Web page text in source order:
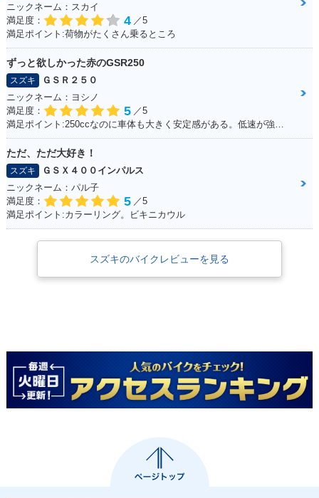
ニックネーム：スカイ
満足度：
4 ／5
満足ポイント:荷物がたくさん乗るところ
ずっと欲しかった赤のGSR250
スズキ
ＧＳＲ２５０
ニックネーム：ヨシノ
満足度：
5 ／5
ただ、ただ大好き！
スズキ
ＧＳＸ４００インパルス
ニックネーム：パル子
満足度：
5 ／5
満足ポイント:カラーリング。ビキニカウル
スズキのバイクレビューを見る